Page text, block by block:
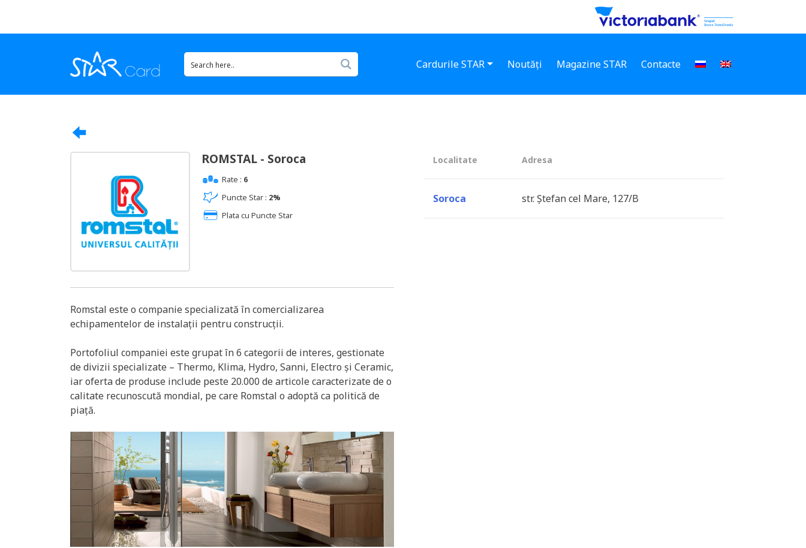
Cardurile STAR Noutăți Magazine STAR Contacte
ROMSTAL - Soroca
Rate : 6
Puncte Star : 2%
Plata cu Puncte Star
Romstal este o companie specializată în comercializarea
echipamentelor de instalații pentru construcții.
Portofoliul companiei este grupat în 6 categorii de interes, gestionate
de divizii specializate – Thermo, Klima, Hydro, Sanni, Electro și Ceramic,
iar oferta de produse include peste 20.000 de articole caracterizate de o
calitate recunoscută mondial, pe care Romstal o adoptă ca politică de
piață.
Localitate Adresa
Soroca str. Ștefan cel Mare, 127/B